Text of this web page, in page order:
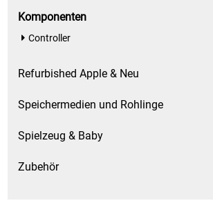
Gewürze
Gläser
Haarkosmetik
Komponenten
Controller
Refurbished Apple & Neu
Speichermedien und Rohlinge
Spielzeug & Baby
Zubehör